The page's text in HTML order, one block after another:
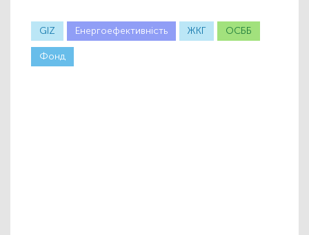
GIZ Енергоефективність ЖКГ ОСББ
Фонд